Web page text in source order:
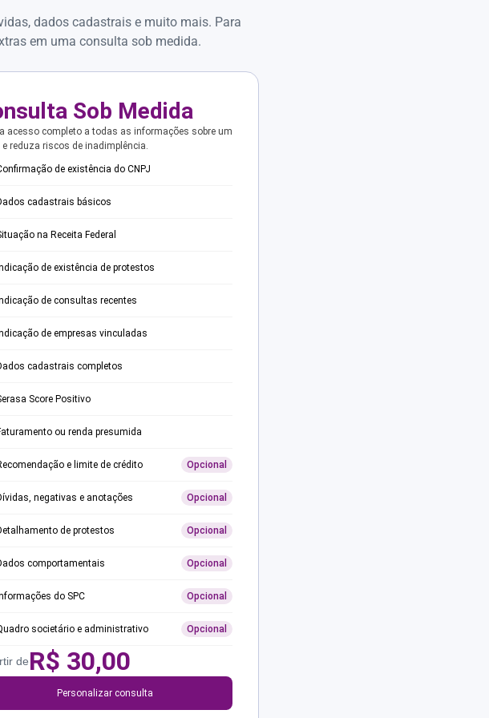
dados cadastrais e muito mais. Para
em uma consulta sob medida.
Sob Medida
acesso completo a todas as informações sobre um
e reduza riscos de inadimplência.
de existência do CNPJ
cadastrais básicos
na Receita Federal
de existência de protestos
de consultas recentes
de empresas vinculadas
cadastrais completos
Score Positivo
ou renda presumida
e limite de crédito Opcional
negativas e anotações Opcional
de protestos Opcional
comportamentais Opcional
do SPC Opcional
societário e administrativo Opcional
deR$ 30,00
Personalizar consulta